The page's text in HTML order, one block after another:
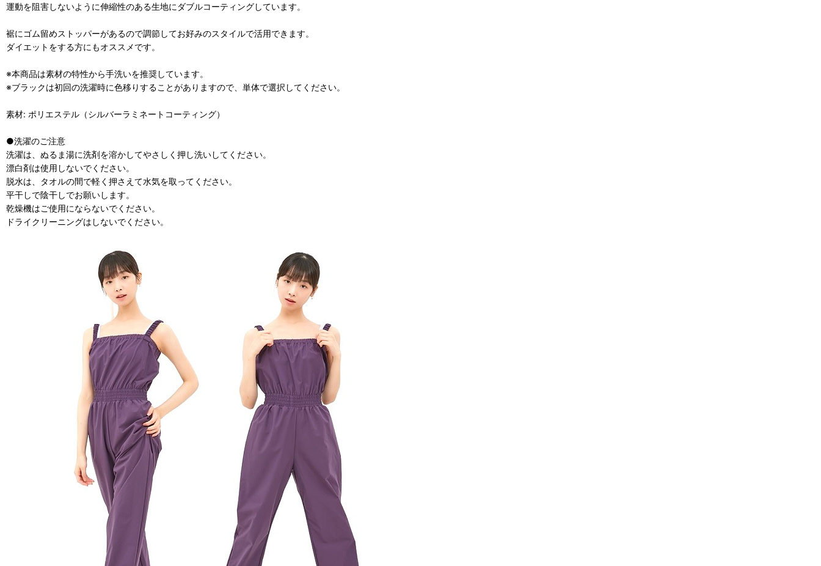
運動を阻害しないように伸縮性のある生地にダブルコーティングしています。
裾にゴム留めストッパーがあるので調節してお好みのスタイルで活用できます。
ダイエットをする方にもオススメです。
※本商品は素材の特性から手洗いを推奨しています。
※ブラックは初回の洗濯時に色移りすることがありますので、単体で選択してください。
素材: ポリエステル（シルバーラミネートコーティング）
●洗濯のご注意
洗濯は、ぬるま湯に洗剤を溶かしてやさしく押し洗いしてください。
漂白剤は使用しないでください。
脱水は、タオルの間で軽く押さえて水気を取ってください。
平干しで陰干しでお願いします。
乾燥機はご使用にならないでください。
ドライクリーニングはしないでください。